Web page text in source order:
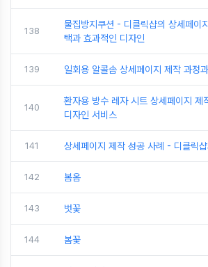
138
물집방지쿠션 - 디클릭샵의 상세페이
택과 효과적인 디자인
139 일회용 알콜솜 상세페이지 제작 과정
140
환자용 방수 레자 시트 상세페이지 제
디자인 서비스
141 상세페이지 제작 성공 사례 - 디클릭
142 봄옴
143 벗꽃
144 봄꽃